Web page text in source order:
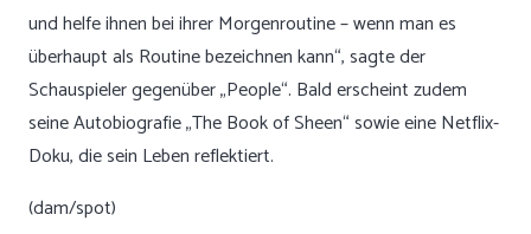
und helfe ihnen bei ihrer Morgenroutine – wenn man es
überhaupt als Routine bezeichnen kann“, sagte der
Schauspieler gegenüber „People“. Bald erscheint zudem
seine Autobiografie „The Book of Sheen“ sowie eine Netflix-
Doku, die sein Leben reflektiert.
(dam/spot)